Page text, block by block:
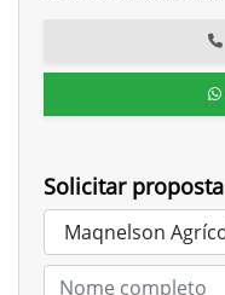
Solicitar proposta